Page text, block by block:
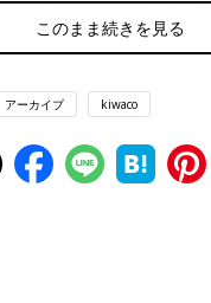
するために基礎体温を測
このまま続きを見る
アーカイブ kiwaco